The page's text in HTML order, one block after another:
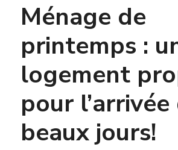
Ménage de
printemps :
logement
pour l’arrivée
beaux jours!